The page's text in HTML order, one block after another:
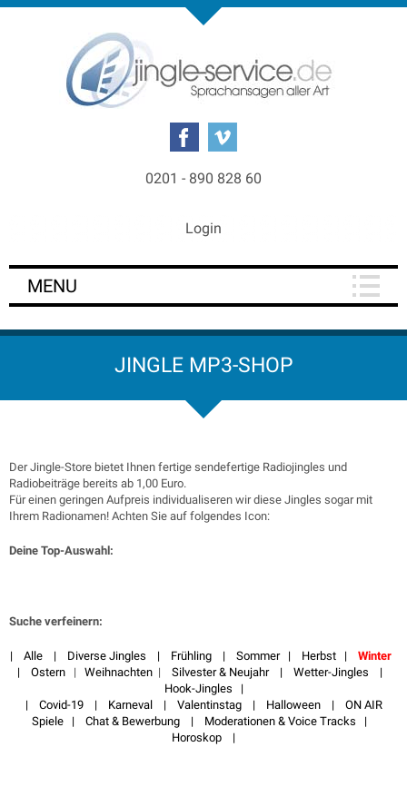
0201 - 890 828 60
Login
MENU
JINGLE MP3-SHOP
Der Jingle-Store bietet Ihnen fertige sendefertige Radiojingles und
Radiobeiträge bereits ab 1,00 Euro.
Für einen geringen Aufpreis individualiseren wir diese Jingles sogar mit
Ihrem Radionamen! Achten Sie auf folgendes Icon:
Deine Top-Auswahl:
Suche verfeinern:
| Alle | Diverse Jingles | Frühling | Sommer| Herbst | Winter
| Ostern | Weihnachten| Silvester & Neujahr| Wetter-Jingles |
Hook-Jingles |
| Covid-19| Karneval | Valentinstag| Halloween|
ON AIR
Spiele | Chat & Bewerbung | Moderationen & Voice Tracks |
Horoskop |